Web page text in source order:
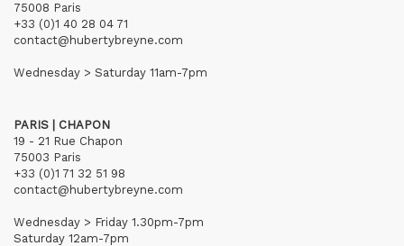
75008 Paris
+33 (0)1 40 28 04 71
contact@hubertybreyne.com
Wednesday > Saturday 11am-7pm
PARIS | CHAPON
19 - 21 Rue Chapon
75003 Paris
+33 (0)1 71 32 51 98
contact@hubertybreyne.com
Wednesday > Friday 1.30pm-7pm
Saturday 12am-7pm